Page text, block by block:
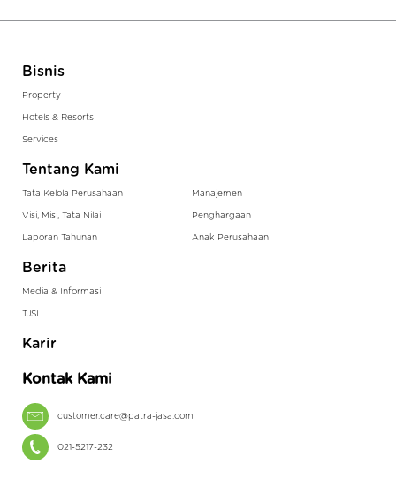
Bisnis
Property
Hotels & Resorts
Services
Tentang Kami
Tata Kelola Perusahaan
Visi, Misi, Tata Nilai
Laporan Tahunan
Manajemen
Penghargaan
Anak Perusahaan
Berita
Media & Informasi
TJSL
Karir
Kontak Kami
customer.care@patra-jasa.com
021-5217-232